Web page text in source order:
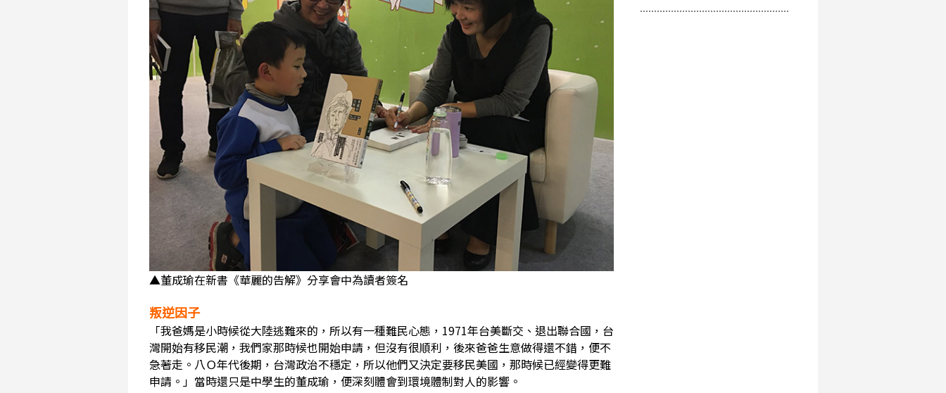
▲董成瑜在新書《華麗的告解》分享會中為讀者簽名
叛逆因子
「我爸媽是小時候從大陸逃難來的，所以有一種難民心態，1971年台美斷交、退出聯合國，台
灣開始有移民潮，我們家那時候也開始申請，但沒有很順利，後來爸爸生意做得還不錯，便不
急著走。八Ｏ年代後期，台灣政治不穩定，所以他們又決定要移民美國，那時候已經變得更難
申請。」當時還只是中學生的董成瑜，便深刻體會到環境體制對人的影響。